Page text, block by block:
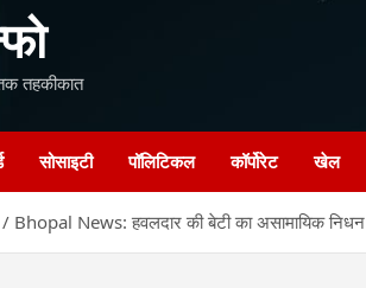
तहकीकात
सोसाइटी पॉलिटिकल कॉर्पोरेट खेल
Bhopal News: हवलदार की बेटी का असामायिक निधन